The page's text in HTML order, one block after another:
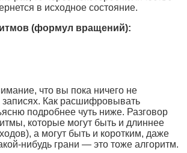
в исходное состояние.
(формул вращений):
что вы пока ничего не
записях. Как расшифровывать
подробнее чуть ниже. Разговор
которые могут быть и длиннее
а могут быть и коротким, даже
нибудь грани — это тоже алгоритм.